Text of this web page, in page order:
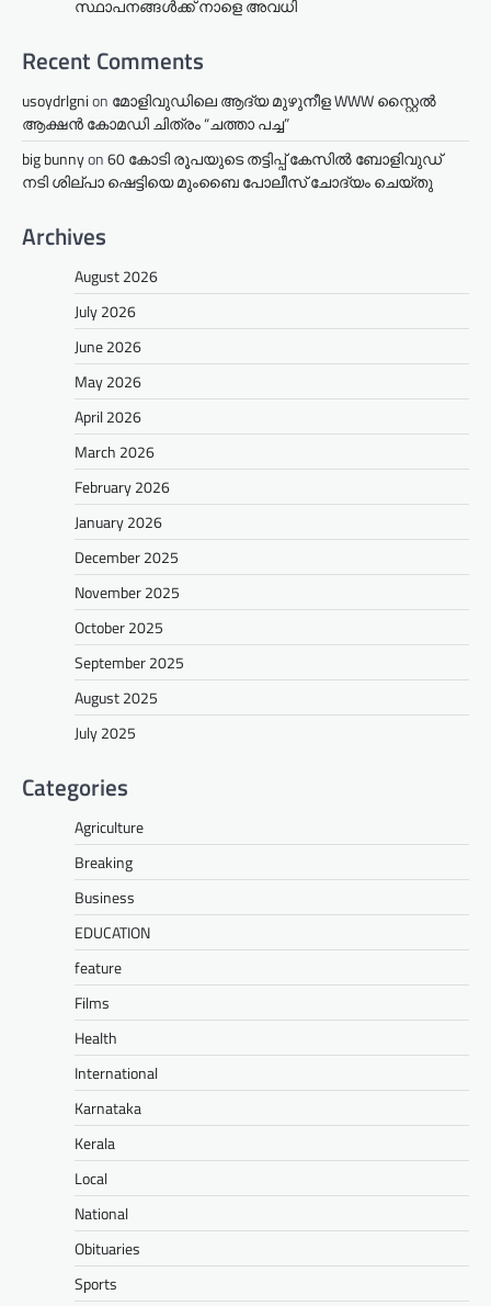
സ്ഥാപനങ്ങൾക്ക് നാളെ അവധി
Recent Comments
usoydrlgnion മോളിവുഡിലെ ആദ്യ മുഴുനീള WWW സ്റ്റൈൽ
ആക്ഷൻ കോമഡി ചിത്രം “ചത്താ പച്ച”
big bunnyon60 കോടി രൂപയുടെ തട്ടിപ്പ് കേസിൽ ബോളിവുഡ്
നടി ശില്പാ ഷെട്ടിയെ മുംബൈ പോലീസ് ചോദ്യം ചെയ്തു
Archives
August 2026
July 2026
June 2026
May 2026
April 2026
March 2026
February 2026
January 2026
December 2025
November 2025
October 2025
September 2025
August 2025
July 2025
Categories
Agriculture
Breaking
Business
EDUCATION
feature
Films
Health
International
Karnataka
Kerala
Local
National
Obituaries
Sports